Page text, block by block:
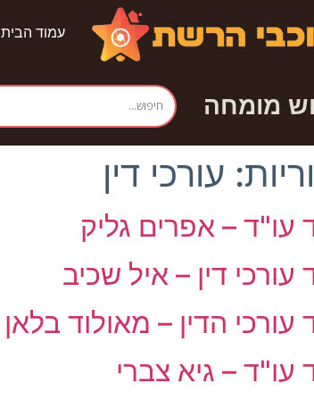
עמוד הבית
מומחה
עורכי דין
עו"ד – אפרים גליק
דין – איל שכיב
הדין – מאולוד בלאן
– גיא צברי